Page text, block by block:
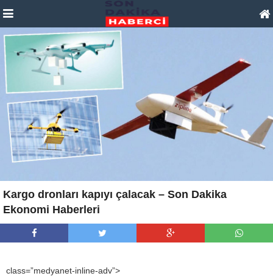
Kargo dronları kapıyı çalacak – Son Dakika
Ekonomi Haberleri
class=”medyanet-inline-adv”>